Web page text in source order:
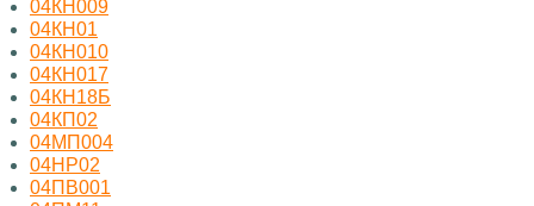
04КН009
04КН01
04КН010
04КН017
04КН18Б
04КП02
04МП004
04НР02
04ПВ001